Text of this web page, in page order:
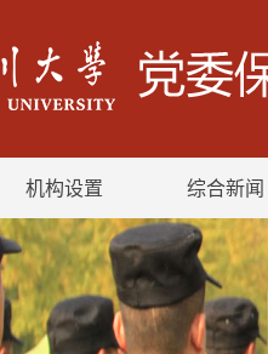
机构设置 综合新闻